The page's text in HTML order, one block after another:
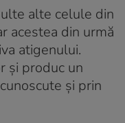
alte celule din
acestea din urmă
atigenului.
și produc un
și prin